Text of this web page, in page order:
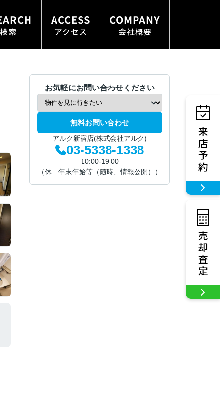
索
ACCESS
アクセス
COMPANY
会社概要
お気軽にお問い合わせください
無料お問い合わせ
アルク新宿店(株式会社アルク)
03-5338-1338
10:00-19:00
（休：年末年始等（随時、情報公開））